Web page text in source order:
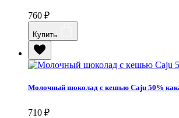
760 ₽
Купить
Молочный шоколад с кешью Caju 50%
710 ₽